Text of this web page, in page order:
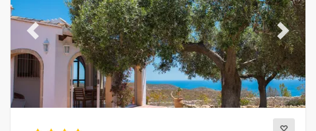
Previous Next